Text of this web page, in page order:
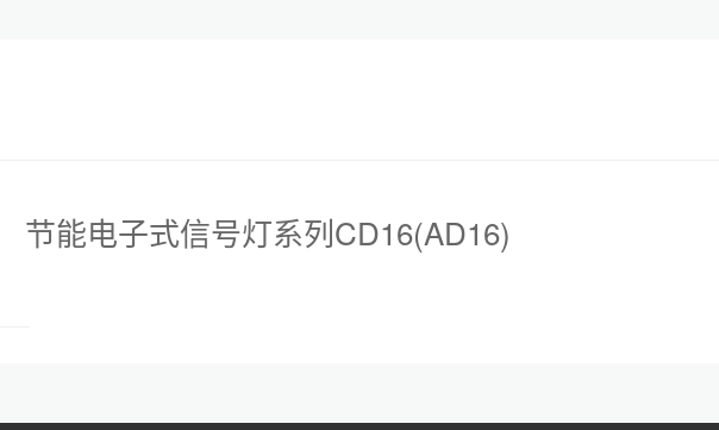
节能电子式信号灯系列CD16(AD16)